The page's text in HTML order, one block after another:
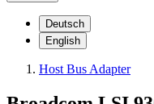
Deutsch
English
Host Bus Adapter